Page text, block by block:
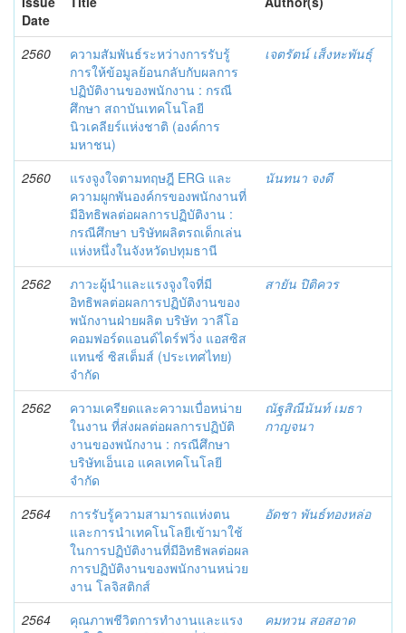
Date
2560
ความสัมพันธ์ระหว่างการรับรู้
การให้ข้อมูลย้อนกลับกับผลการ
ปฏิบัติงานของพนักงาน : กรณี
ศึกษา สถาบันเทคโนโลยี
นิวเคลียร์แห่งชาติ (องค์การ
มหาชน)
เจตรัตน์ เส็งหะพันธุ์
2560
แรงจูงใจตามทฤษฎี ERG และ
ความผูกพันองค์กรของพนักงานที่
มีอิทธิพลต่อผลการปฏิบัติงาน :
กรณีศึกษา บริษัทผลิตรถเด็กเล่น
แห่งหนึ่งในจังหวัดปทุมธานี
นันทนา จงดี
2562
ภาวะผู้นำและแรงจูงใจที่มี
อิทธิพลต่อผลการปฏิบัติงานของ
พนักงานฝ่ายผลิต บริษัท วาลีโอ
คอมฟอร์ดแอนด์ไดร์ฟวิ่ง แอสซิส
แทนซ์ ซิสเต็มส์ (ประเทศไทย)
จำกัด
สายัน ปิติควร
2562
ความเครียดและความเบื่อหน่าย
ในงาน ที่ส่งผลต่อผลการปฏิบัติ
งานของพนักงาน : กรณีศึกษา
บริษัทเอ็นเอ แคลเทคโนโลยี
จำกัด
ณัฐสิณีนันท์ เมธา
กาญจนา
2564
การรับรู้ความสามารถแห่งตน
และการนำเทคโนโลยีเข้ามาใช้
ในการปฏิบัติงานที่มีอิทธิพลต่อผล
การปฏิบัติงานของพนักงานหน่วย
งาน โลจิสติกส์
อัดชา พันธ์ทองหล่อ
2564
คุณภาพชีวิตการทำงานและแรง
คมทวน สอสอาด